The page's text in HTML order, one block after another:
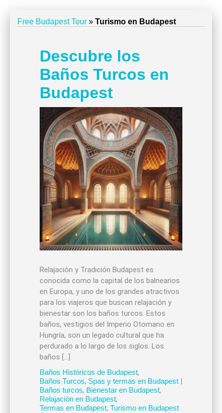
Free Budapest Tour » Turismo en Budapest
Descubre los
Baños Turcos en
Budapest
Relajación y Tradición Budapest es
conocida como la capital de los balnearios
en Europa, y uno de los grandes atractivos
para los viajeros que buscan relajación y
bienestar son los baños turcos. Estos
baños, vestigios del Imperio Otomano en
Hungría, son un legado cultural que ha
perdurado a lo largo de los siglos. Los
baños […]
Baños Históricos de Budapest,
Baños Turcos, Spas y termas en Budapest|
Baños turcos, Bienestar en Budapest,
Relajación en Budapest,
Termas en Budapest, Turismo en Budapest